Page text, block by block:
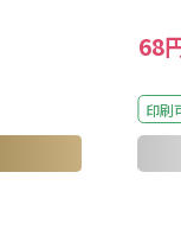
68
印刷